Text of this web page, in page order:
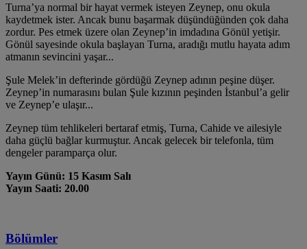
Turna’ya normal bir hayat vermek isteyen Zeynep, onu okula
kaydetmek ister. Ancak bunu başarmak düşündüğünden çok daha
zordur. Pes etmek üzere olan Zeynep’in imdadına Gönül yetişir.
Gönül sayesinde okula başlayan Turna, aradığı mutlu hayata adım
atmanın sevincini yaşar...
Şule Melek’in defterinde gördüğü Zeynep adının peşine düşer.
Zeynep’in numarasını bulan Şule kızının peşinden İstanbul’a gelir
ve Zeynep’e ulaşır...
Zeynep tüm tehlikeleri bertaraf etmiş, Turna, Cahide ve ailesiyle
daha güçlü bağlar kurmuştur. Ancak gelecek bir telefonla, tüm
dengeler paramparça olur.
Yayın Günü: 15 Kasım Salı
Yayın Saati: 20.00
Bölümler